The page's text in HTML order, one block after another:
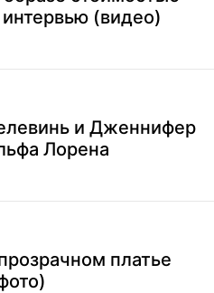
(видео)
и Дженнифер
Лорена
платье